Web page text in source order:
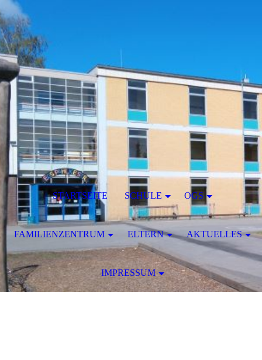
STARTSEITE SCHULE OGS
FAMILIENZENTRUM ELTERN AKTUELLES
IMPRESSUM